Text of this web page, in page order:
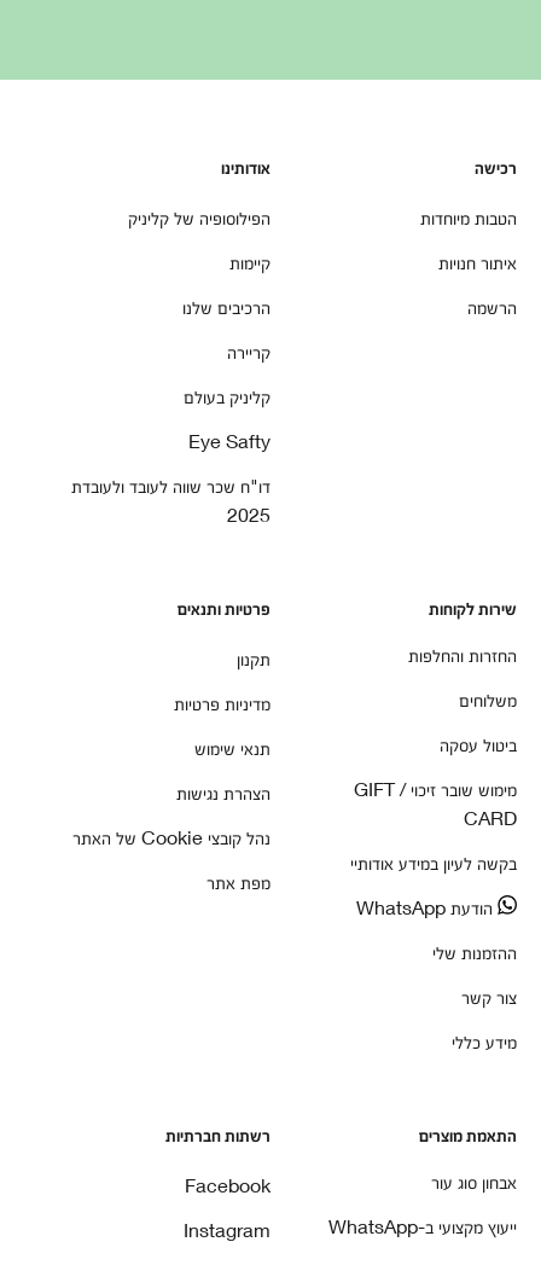
רכישה
הטבות מיוחדות
איתור חנויות
הרשמה
אודותינו
הפילוסופיה של קליניק
קיימות
הרכיבים שלנו
קריירה
קליניק בעולם
Eye Safty
דו"ח שכר שווה לעובד ולעובדת
2025
שירות לקוחות
החזרות והחלפות
משלוחים
ביטול עסקה
מימוש שובר זיכוי / GIFT
CARD
בקשה לעיון במידע אודותיי
הודעת WhatsApp
ההזמנות שלי
צור קשר
מידע כללי
פרטיות ותנאים
תקנון
מדיניות פרטיות
תנאי שימוש
הצהרת נגישות
נהל קובצי Cookie של האתר
מפת אתר
התאמת מוצרים
אבחון סוג עור
ייעוץ מקצועי ב-WhatsApp
רשתות חברתיות
Facebook
Instagram